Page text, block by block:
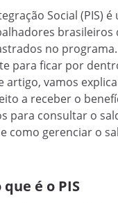
Social (PIS)
brasileiros
no
para ficar por
artigo, vamos
a receber o
para consultar o
como gerenciar o
é o PIS